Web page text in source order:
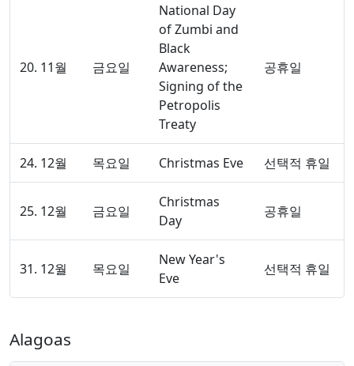
20. 11월 금요일
National Day
of Zumbi and
Black
Awareness;
Signing of the
Petropolis
Treaty
공휴일
24. 12월 목요일 Christmas Eve 선택적 휴일
25. 12월 금요일
Christmas
Day
공휴일
31. 12월 목요일
New Year's
Eve
선택적 휴일
Alagoas